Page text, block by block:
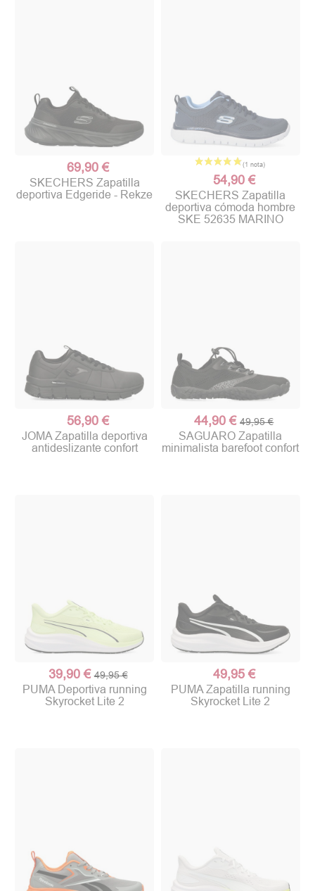
69,90 €
SKECHERS Zapatilla
deportiva Edgeride - Rekze
54,90 €
SKECHERS Zapatilla
deportiva cómoda hombre
SKE 52635 MARINO
56,90 €
JOMA Zapatilla deportiva
antideslizante confort
44,90 € 49,95 €
SAGUARO Zapatilla
minimalista barefoot confort
39,90 € 49,95 €
PUMA Deportiva running
Skyrocket Lite 2
49,95 €
PUMA Zapatilla running
Skyrocket Lite 2